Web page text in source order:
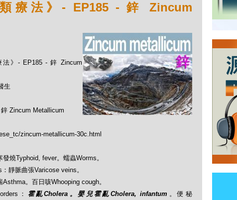
療法》- EP185 - 鋅 Zincum
》- EP185 - 鋅 Zincum
生
Zincum Metallicum
zincum-metallicum-30c.html
燒Typhoid, fever。蠕蟲Worms。
靜脈曲張Varicose veins。
。百日咳Whooping cough。
： 霍亂Cholera。嬰兒霍亂Cholera, infantum 。便秘